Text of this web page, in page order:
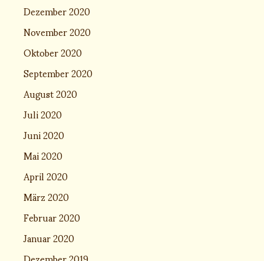
Dezember 2020
November 2020
Oktober 2020
September 2020
August 2020
Juli 2020
Juni 2020
Mai 2020
April 2020
März 2020
Februar 2020
Januar 2020